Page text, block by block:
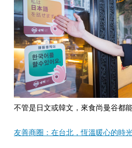
不管是日文或韓文，來食尚曼谷都能
友善商圈：在台北，恆溫暖心的時